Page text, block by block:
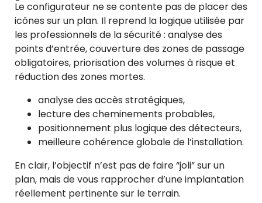
Le configurateur ne se contente pas de placer des
icônes sur un plan. Il reprend la logique utilisée par
les professionnels de la sécurité : analyse des
points d’entrée, couverture des zones de passage
obligatoires, priorisation des volumes à risque et
réduction des zones mortes.
analyse des accès stratégiques,
lecture des cheminements probables,
positionnement plus logique des détecteurs,
meilleure cohérence globale de l’installation.
En clair, l’objectif n’est pas de faire “joli” sur un
plan, mais de vous rapprocher d’une implantation
réellement pertinente sur le terrain.